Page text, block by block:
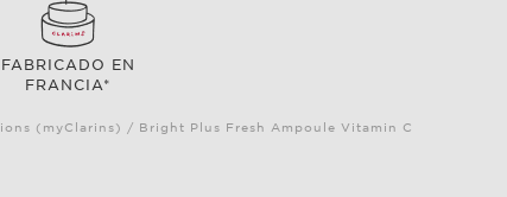
FABRICADO EN
FRANCIA*
(myClarins) / Bright Plus Fresh Ampoule Vitamin C